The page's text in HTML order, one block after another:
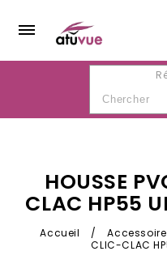
HOUSSE
CLAC HP55
Accueil / Accessoire
CLIC-CLAC